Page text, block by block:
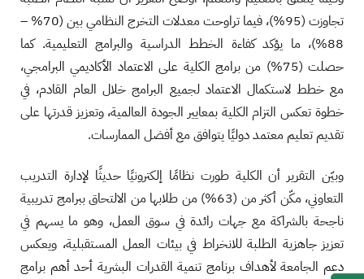
تجاوزت (95%)، فيما تراوحت معدلات التخرج النظامي بين (70% –
88%)، ما يؤكد كفاءة الخطط الدراسية والبرامج التعليمية. كما
حصلت (75%) من برامج الكلية على الاعتماد الأكاديمي البرامجي،
مع خطط لاستكمال الاعتماد لجميع البرامج خلال العام القادم، في
خطوة تعكس التزام الكلية بمعايير الجودة العالمية، وتعزيز قدرتها على
تقديم تعليم معتمد دوليًا يتوافق مع أفضل الممارسات.
وبيّن التقرير أن الكلية طورت نظامًا إلكترونيًا حديثًا لإدارة التدريب
التعاوني، مكّن أكثر من (63%) من طلابها من الالتحاق ببرامج تدريبية
ناجحة بالشراكة مع جهات رائدة في سوق العمل، وهو ما يسهم في
تعزيز جاهزية الطلبة للانخراط في بيئات العمل المستقبلية، ويعكس
دعم الجامعة لأهداف برنامج تنمية القدرات البشرية أحد أهم برامج